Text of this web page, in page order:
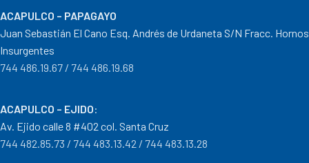
ACAPULCO – PAPAGAYO
Juan Sebastián El Cano Esq. Andrés de Urdaneta S/N Fracc. Hornos
Insurgentes
744 486.19.67 / 744 486.19.68
ACAPULCO – EJIDO:
Av. Ejido calle 8 #402 col. Santa Cruz
744 482.85.73 / 744 483.13.42 / 744 483.13.28